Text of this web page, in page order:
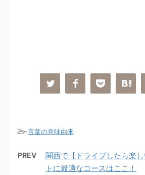
-言葉の意味由来
PREV
関西で【ドライブしたら楽
トに最適なコースはここ！